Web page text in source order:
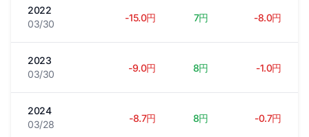
2022
03/30
-15.0円 7円 -8.0円
2023
03/30
-9.0円 8円 -1.0円
2024
03/28
-8.7円 8円 -0.7円